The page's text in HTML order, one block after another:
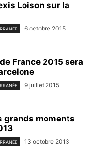
Loison sur la
6 octobre 2015
France 2015 sera
9 juillet 2015
grands moments
13 octobre 2013